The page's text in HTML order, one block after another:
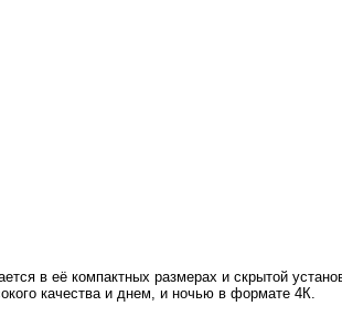
в её компактных размерах и скрытой
качества и днем, и ночью в формате 4К.